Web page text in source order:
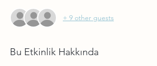
+ 9 other guests
Bu Etkinlik Hakkında